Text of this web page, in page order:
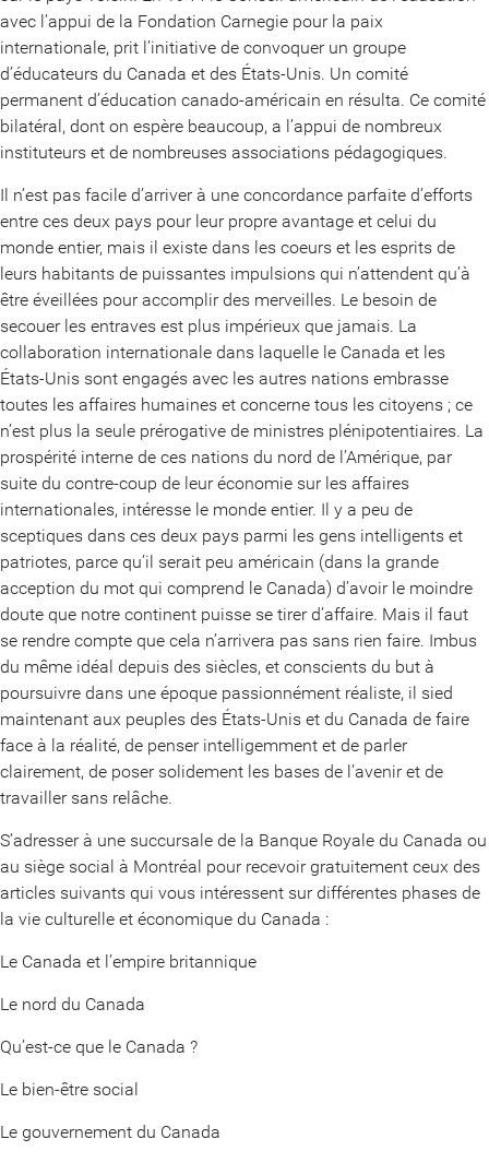
avec l’appui de la Fondation Carnegie pour la paix
internationale, prit l’initiative de convoquer un groupe
d’éducateurs du Canada et des États-Unis. Un comité
permanent d’éducation canado-américain en résulta. Ce comité
bilatéral, dont on espère beaucoup, a l’appui de nombreux
instituteurs et de nombreuses associations pédagogiques.
Il n’est pas facile d’arriver à une concordance parfaite d’efforts
entre ces deux pays pour leur propre avantage et celui du
monde entier, mais il existe dans les coeurs et les esprits de
leurs habitants de puissantes impulsions qui n’attendent qu’à
être éveillées pour accomplir des merveilles. Le besoin de
secouer les entraves est plus impérieux que jamais. La
collaboration internationale dans laquelle le Canada et les
États-Unis sont engagés avec les autres nations embrasse
toutes les affaires humaines et concerne tous les citoyens ; ce
n’est plus la seule prérogative de ministres plénipotentiaires. La
prospérité interne de ces nations du nord de l’Amérique, par
suite du contre-coup de leur économie sur les affaires
internationales, intéresse le monde entier. Il y a peu de
sceptiques dans ces deux pays parmi les gens intelligents et
patriotes, parce qu’il serait peu américain (dans la grande
acception du mot qui comprend le Canada) d’avoir le moindre
doute que notre continent puisse se tirer d’affaire. Mais il faut
se rendre compte que cela n’arrivera pas sans rien faire. Imbus
du même idéal depuis des siècles, et conscients du but à
poursuivre dans une époque passionnément réaliste, il sied
maintenant aux peuples des États-Unis et du Canada de faire
face à la réalité, de penser intelligemment et de parler
clairement, de poser solidement les bases de l’avenir et de
travailler sans relâche.
S’adresser à une succursale de la Banque Royale du Canada ou
au siège social à Montréal pour recevoir gratuitement ceux des
articles suivants qui vous intéressent sur différentes phases de
la vie culturelle et économique du Canada :
Le Canada et l’empire britannique
Le nord du Canada
Qu’est-ce que le Canada ?
Le bien-être social
Le gouvernement du Canada